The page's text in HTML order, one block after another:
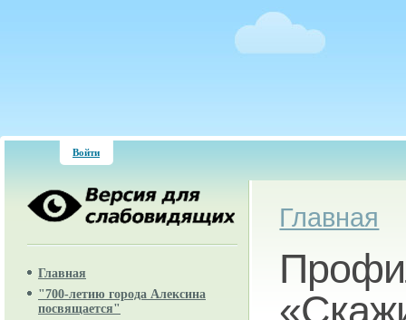
Войти
Главная
"700-летию города Алексина
посвящается"
Вы здесь
Главная